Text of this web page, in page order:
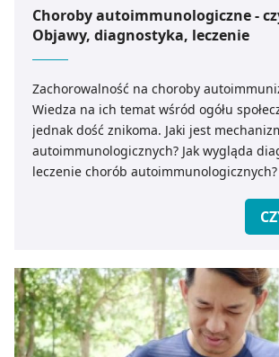
Choroby autoimmunologiczne -
Objawy, diagnostyka, leczenie
Zachorowalność na choroby
Wiedza na ich temat wśród ogółu
jednak dość znikoma. Jaki jest
autoimmunologicznych? Jak wygląda
leczenie chorób autoimmunologicznych?